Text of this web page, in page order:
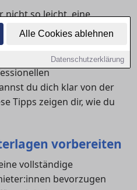
Alle Cookies ablehnen
Datenschutzerklärung
nicht so leicht, eine
– noch schwerer ist es,
Gerade in Offenbach am
Regionen mit hoher
du dich klar von der
Tipps zeigen dir, wie du
vorbereiten
vollständige
bevorzugen